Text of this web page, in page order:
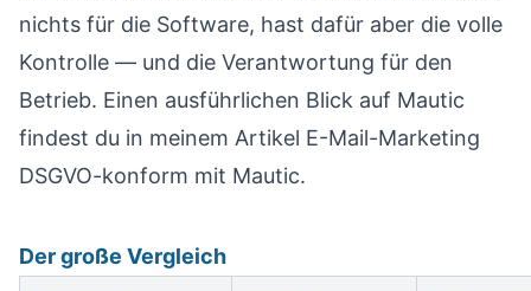
nichts für die Software, hast dafür aber die volle
Kontrolle — und die Verantwortung für den
Betrieb. Einen ausführlichen Blick auf Mautic
findest du in meinem Artikel E-Mail-Marketing
DSGVO-konform mit Mautic.
Der große Vergleich